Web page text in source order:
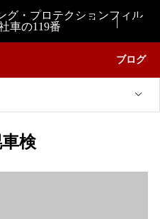
グ・プロテクションフィル
車の119番

ブログ
検